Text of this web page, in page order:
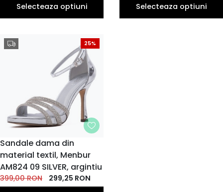
Selecteaza optiuni
Selecteaza optiuni
25%
MARIME
35
EU
36
EU
37
EU
38
EU
39
40
EU
Sandale dama din
material textil, Menbur
AM824 09 SILVER, argintiu
399,00RON 299,25 RON